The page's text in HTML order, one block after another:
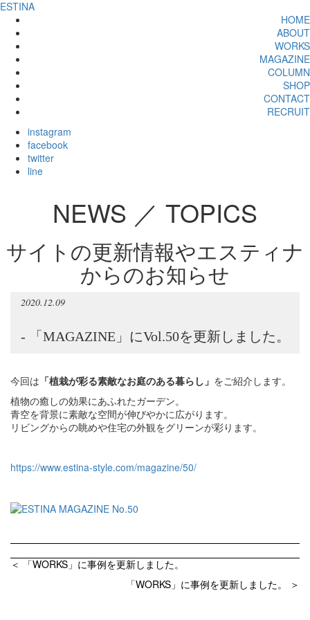
ESTINA
HOME
ABOUT
WORKS
MAGAZINE
COLUMN
SHOP
CONTACT
RECRUIT
instagram
facebook
twitter
line
NEWS ／ TOPICS
サイトの更新情報やエスティナ
からのお知らせ
2020.12.09
- 「MAGAZINE」にVol.50を更新しました。
今回は 「植栽が彩る素敵なお庭のある暮らし」 をご紹介します。
植物の癒しの効果にあふれたガーデン。
青空を背景に素敵な空間が伸びやかに広がります。
リビングからの眺めや住宅の外観をグリーンが彩ります。
https://www.estina-style.com/magazine/50/
＜ 「WORKS」に事例を更新しました。
「WORKS」に事例を更新しました。 ＞